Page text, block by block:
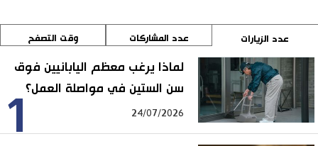
عدد الزيارات عدد المشاركات وقت التصفح
1
لماذا يرغب معظم اليابانيين فوق
سن الستين في مواصلة العمل؟
24/07/2026